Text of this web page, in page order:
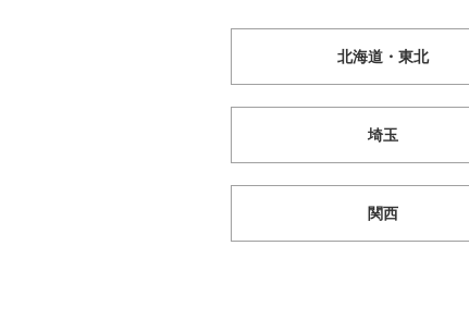
北海道・東北
埼玉
関西